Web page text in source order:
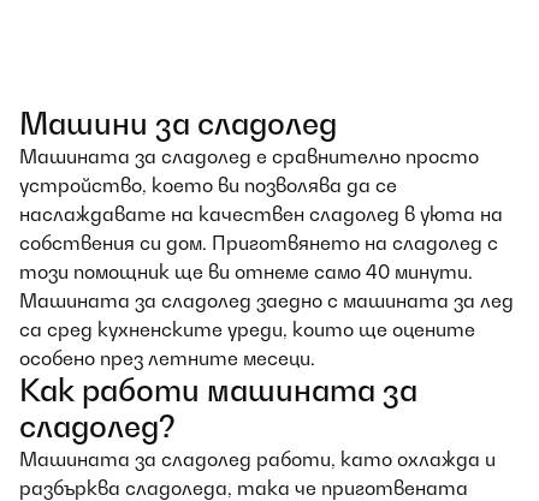
Машини за сладолед
Машината за сладолед е сравнително просто
устройство, което ви позволява да се
наслаждавате на качествен сладолед в уюта на
собствения си дом. Приготвянето на сладолед с
този помощник ще ви отнеме само 40 минути.
Машината за сладолед заедно с машината за лед
са сред кухненските уреди, които ще оцените
особено през летните месеци.
Как работи машината за
сладолед?
Машината за сладолед работи, като охлажда и
разбърква сладоледа, така че приготвената